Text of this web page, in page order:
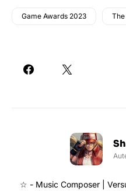
Game Awards 2023
☆ - Music Composer |